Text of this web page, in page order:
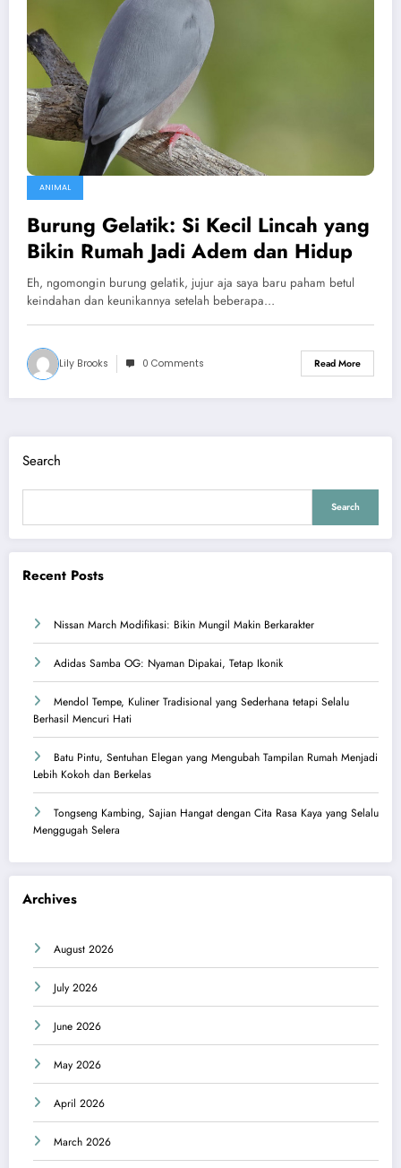
ANIMAL
Burung Gelatik: Si Kecil Lincah yang
Bikin Rumah Jadi Adem dan Hidup
Eh, ngomongin burung gelatik, jujur aja saya baru paham betul
keindahan dan keunikannya setelah beberapa…
Lily Brooks 0 Comments Read More
Search
Search
Recent Posts
Nissan March Modifikasi: Bikin Mungil Makin Berkarakter
Adidas Samba OG: Nyaman Dipakai, Tetap Ikonik
Mendol Tempe, Kuliner Tradisional yang Sederhana tetapi Selalu
Berhasil Mencuri Hati
Batu Pintu, Sentuhan Elegan yang Mengubah Tampilan Rumah Menjadi
Lebih Kokoh dan Berkelas
Tongseng Kambing, Sajian Hangat dengan Cita Rasa Kaya yang Selalu
Menggugah Selera
Archives
August 2026
July 2026
June 2026
May 2026
April 2026
March 2026